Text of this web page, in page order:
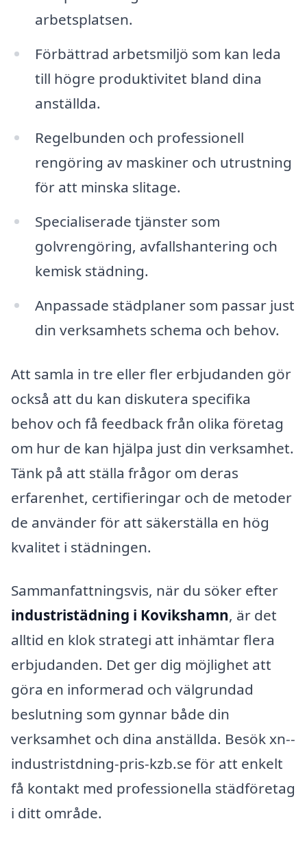
arbetsplatsen.
Förbättrad arbetsmiljö som kan leda
till högre produktivitet bland dina
anställda.
Regelbunden och professionell
rengöring av maskiner och utrustning
för att minska slitage.
Specialiserade tjänster som
golvrengöring, avfallshantering och
kemisk städning.
Anpassade städplaner som passar just
din verksamhets schema och behov.
Att samla in tre eller fler erbjudanden gör
också att du kan diskutera specifika
behov och få feedback från olika företag
om hur de kan hjälpa just din verksamhet.
Tänk på att ställa frågor om deras
erfarenhet, certifieringar och de metoder
de använder för att säkerställa en hög
kvalitet i städningen.
Sammanfattningsvis, när du söker efter
industristädning i Kovikshamn, är det
alltid en klok strategi att inhämtar flera
erbjudanden. Det ger dig möjlighet att
göra en informerad och välgrundad
beslutning som gynnar både din
verksamhet och dina anställda. Besök xn--
industristdning-pris-kzb.se för att enkelt
få kontakt med professionella städföretag
i ditt område.